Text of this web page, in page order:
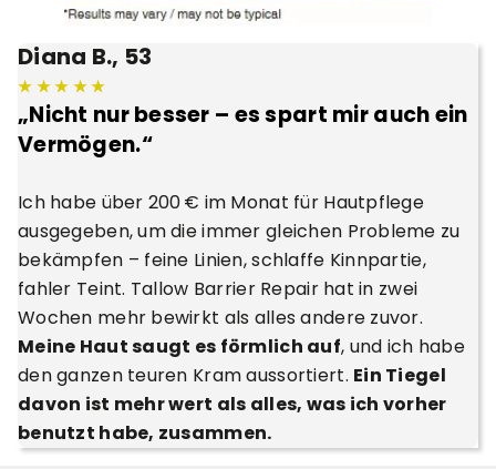
Diana B., 53
★ ★ ★ ★ ★
„Nicht nur besser – es spart mir auch ein
Vermögen.“
Ich habe über 200 € im Monat für Hautpflege
ausgegeben, um die immer gleichen Probleme zu
bekämpfen – feine Linien, schlaffe Kinnpartie,
fahler Teint. Tallow Barrier Repair hat in zwei
Wochen mehr bewirkt als alles andere zuvor.
Meine Haut saugt es förmlich auf, und ich habe
den ganzen teuren Kram aussortiert. Ein Tiegel
davon ist mehr wert als alles, was ich vorher
benutzt habe, zusammen.